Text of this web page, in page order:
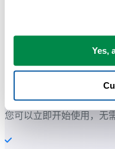
Yes,
节省 Excel 工作
作。
您可以立即开始使用，无